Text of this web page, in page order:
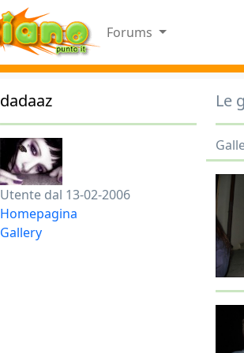
Forums
dadaaz
Utente dal 13-02-2006
Homepagina
Gallery
Le